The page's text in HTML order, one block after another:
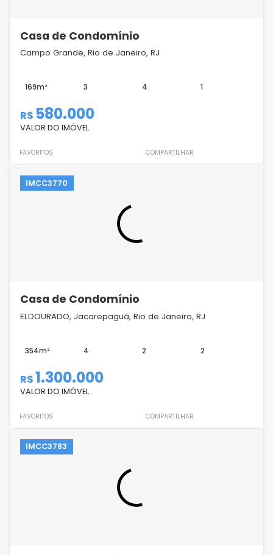
Casa de Condomínio
Campo Grande, Rio de Janeiro, RJ
169m² 3 4 1
R$ 580.000
VALOR DO IMÓVEL
FAVORITOS COMPARTILHAR
IMCC3770
Casa de Condomínio
ELDOURADO, Jacarepaguá, Rio de Janeiro, RJ
354m² 4 2 2
R$1.300.000
VALOR DO IMÓVEL
FAVORITOS COMPARTILHAR
IMCC3783